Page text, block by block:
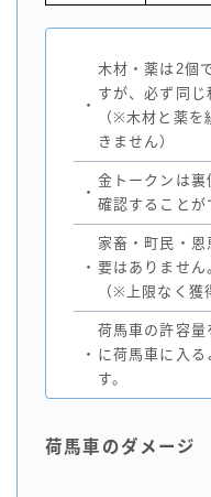
・
木材・薬は2個
すが、必ず同じ
（※木材と薬を
きません）
・
金トークンは裏
確認することが
・
家畜・町民・
要はありません
（※上限なく獲
・
荷馬車の許容
に荷馬車に入
す。
荷馬車のダメージ